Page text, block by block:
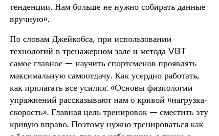
тенденции. Нам больше не нужно собирать данные
вручную».
По словам Джейкобса, при использовании
технологий в тренажерном зале и метода VBT
самое главное — научить спортсменов проявлять
максимальную самоотдачу. Как усердно работать,
как прилагать все усилия: «Основы физиологии
упражнений рассказывают нам о кривой «нагрузка-
скорость». Главная цель тренировок — сместить эту
кривую вправо. Поэтому нужно тренироваться как